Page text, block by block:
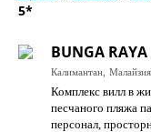
Цены дня
Страны
Как купить
5*
BUNGA
Калимантан, Малайзия
Комплекс вилл в
песчаного пляжа
персонал,